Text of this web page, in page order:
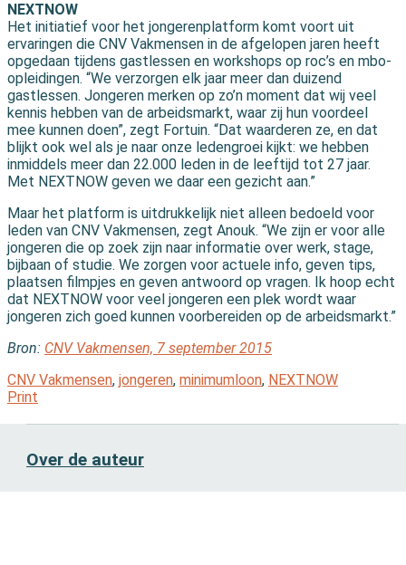
NEXTNOW
Het initiatief voor het jongerenplatform komt voort uit
ervaringen die CNV Vakmensen in de afgelopen jaren heeft
opgedaan tijdens gastlessen en workshops op roc’s en mbo-
opleidingen. “We verzorgen elk jaar meer dan duizend
gastlessen. Jongeren merken op zo’n moment dat wij veel
kennis hebben van de arbeidsmarkt, waar zij hun voordeel
mee kunnen doen”, zegt Fortuin. “Dat waarderen ze, en dat
blijkt ook wel als je naar onze ledengroei kijkt: we hebben
inmiddels meer dan 22.000 leden in de leeftijd tot 27 jaar.
Met NEXTNOW geven we daar een gezicht aan.”
Maar het platform is uitdrukkelijk niet alleen bedoeld voor
leden van CNV Vakmensen, zegt Anouk. “We zijn er voor alle
jongeren die op zoek zijn naar informatie over werk, stage,
bijbaan of studie. We zorgen voor actuele info, geven tips,
plaatsen filmpjes en geven antwoord op vragen. Ik hoop echt
dat NEXTNOW voor veel jongeren een plek wordt waar
jongeren zich goed kunnen voorbereiden op de arbeidsmarkt.”
Bron: CNV Vakmensen, 7 september 2015
CNV Vakmensen, jongeren, minimumloon, NEXTNOW
Print
Over de auteur